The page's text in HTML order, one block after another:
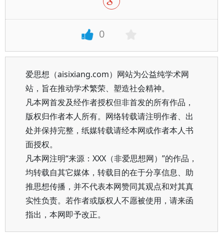
0
爱思想（aisixiang.com）网站为公益纯学术网
站，旨在推动学术繁荣、塑造社会精神。
凡本网首发及经作者授权但非首发的所有作品，
版权归作者本人所有。网络转载请注明作者、出
处并保持完整，纸媒转载请经本网或作者本人书
面授权。
凡本网注明“来源：XXX（非爱思想网）”的作品，
均转载自其它媒体，转载目的在于分享信息、助
推思想传播，并不代表本网赞同其观点和对其真
实性负责。若作者或版权人不愿被使用，请来函
指出，本网即予改正。